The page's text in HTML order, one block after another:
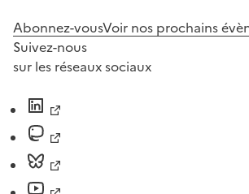
Abonnez-vousVoir nos prochains
Suivez-nous
sur les réseaux sociaux